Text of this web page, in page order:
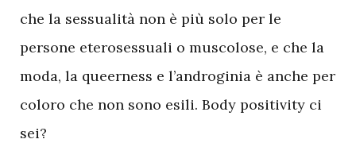
che la sessualità non è più solo per le
persone eterosessuali o muscolose, e che la
moda, la queerness e l’androginia è anche per
coloro che non sono esili. Body positivity ci
sei?